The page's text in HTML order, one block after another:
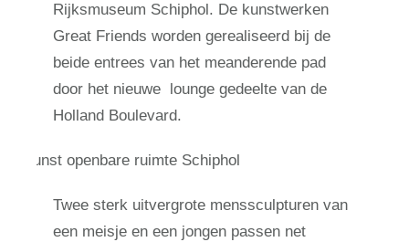
Rijksmuseum Schiphol. De kunstwerken
Great Friends worden gerealiseerd bij de
beide entrees van het meanderende pad
door het nieuwe lounge gedeelte van de
Holland Boulevard.
Twee sterk uitvergrote menssculpturen van
een meisje en een jongen passen net